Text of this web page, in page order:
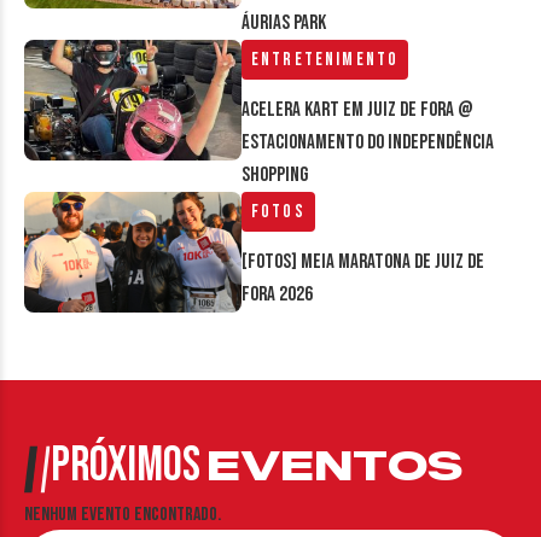
Áurias Park
Entretenimento
Acelera Kart em Juiz de Fora @
estacionamento do Independência
Shopping
Fotos
[FOTOS] Meia Maratona de Juiz de
Fora 2026
PRÓXIMOSEVENTOS
Nenhum evento encontrado.